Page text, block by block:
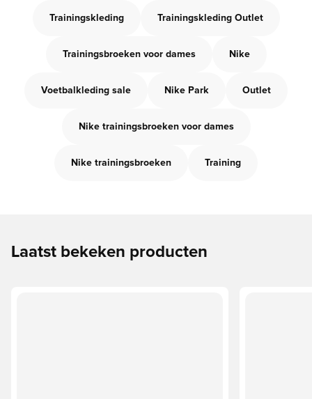
Trainingskleding Trainingskleding Outlet
Trainingsbroeken voor dames Nike
Voetbalkleding sale Nike Park Outlet
Nike trainingsbroeken voor dames
Nike trainingsbroeken Training
Laatst bekeken producten